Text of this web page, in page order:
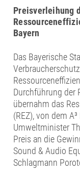
Preisverleihung
Bayern
Das Bayerische
Durchführung der
übernahm das
(REZ), von dem
Umweltminister
Preis an die
Sound & Audio
Schlagmann